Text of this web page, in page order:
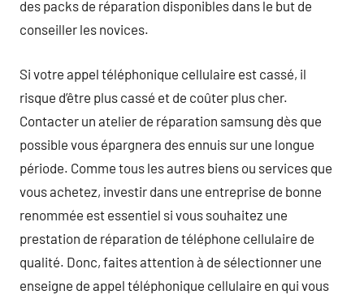
des packs de réparation disponibles dans le but de
conseiller les novices.
Si votre appel téléphonique cellulaire est cassé, il
risque d’être plus cassé et de coûter plus cher.
Contacter un atelier de réparation samsung dès que
possible vous épargnera des ennuis sur une longue
période. Comme tous les autres biens ou services que
vous achetez, investir dans une entreprise de bonne
renommée est essentiel si vous souhaitez une
prestation de réparation de téléphone cellulaire de
qualité. Donc, faites attention à de sélectionner une
enseigne de appel téléphonique cellulaire en qui vous